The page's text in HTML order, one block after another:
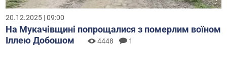
20.12.2025 | 09:00
На Мукачівщині попрощалися з померлим воїном
Іллею Добошом
4448 1